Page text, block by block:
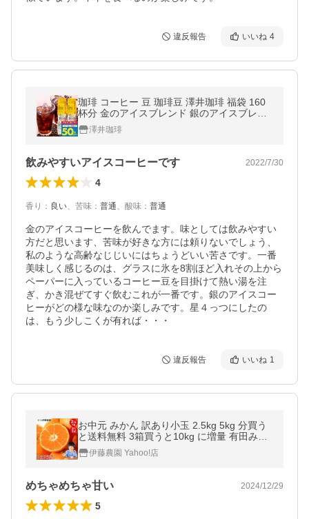
違反報告 いいね 4
珈琲 コーヒー 豆 珈琲豆 澤井珈琲 福袋 160
杯分 金のアイスブレンド 銀のアイスブレン
ド グルメ 【TS】
澤井珈琲
飲みやすいアイスコーヒーです 2022/7/30
4
香り ： 良い、 苦味 ： 普通、 酸味 ： 普通
金のアイスコーヒーを飲んでます。味としては飲みやすい
方だと思います、苦味が好きな方には頼りないでしょう、
私のような高齢なじじいにはちょうどいい苦さです。一番
美味しく感じるのは、グラスに氷を8割ほど入れその上から
ペーパーに入っているコーヒー豆を目掛けて熱い湯を注
ぎ、かき混ぜてすぐ飲むこれが一番です。銀のアイスコー
ヒーがどの様な味なのか楽しみです。星４っつにしたの
は、もう少しこくが有れば・・・
違反報告 いいね 1
お中元 みかん 訳あり小玉 2.5kg 5kg 分買う
と送料無料 3箱買うと10kg に増量 有田みか
ん わけありみかん Sサイズ 3Sサイズ
伊藤農園 Yahoo!店
めちゃめちゃ甘い 2024/12/29
5